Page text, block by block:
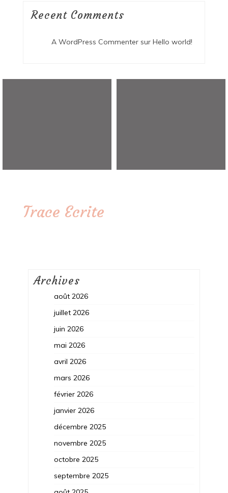
Recent Comments
A WordPress Commentersur Hello world!
Trace Ecrite
Archives
août 2026
juillet 2026
juin 2026
mai 2026
avril 2026
mars 2026
février 2026
janvier 2026
décembre 2025
novembre 2025
octobre 2025
septembre 2025